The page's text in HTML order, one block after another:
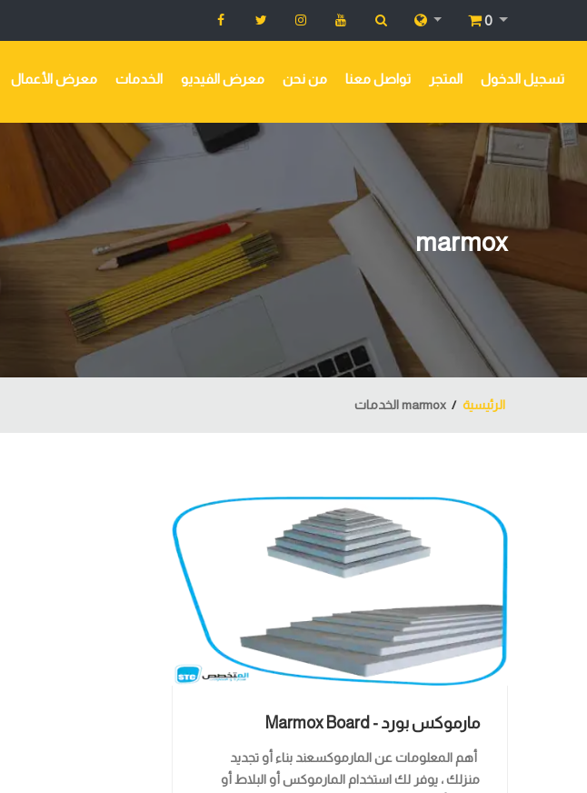
0
معرض الأعمال الخدمات معرض الفيديو من نحن تواصل معنا المتجر تسجيل الدخول
marmox
الرئيسية marmox الخدمات
مارموكس بورد - Marmox Board
أهم المعلومات عن المارموكسعند بناء أو تجديد
منزلك ، يوفر لك استخدام المارموكس أو البلاط أو